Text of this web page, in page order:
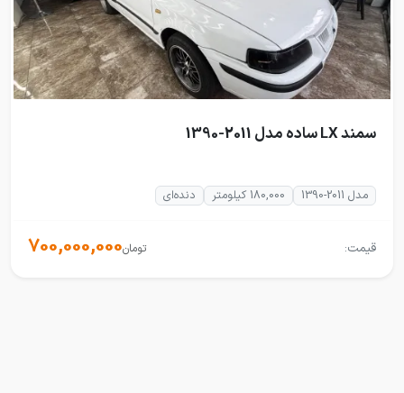
سمند LX ساده مدل 2011-1390
مدل 2011-1390 180,000 کیلومتر دنده‌ای
قیمت: 700,000,000تومان